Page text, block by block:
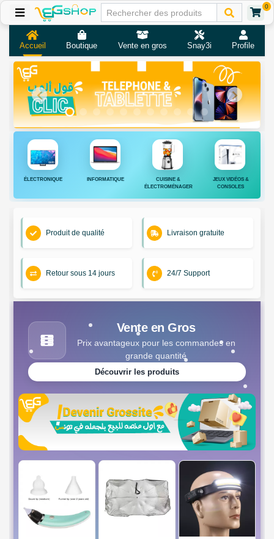
0
Accueil Boutique Vente en gros Snay3i Profile
ÉLECTRONIQUE INFORMATIQUE
CUISINE &
ÉLECTROMÉNAGER
JEUX VIDÉOS &
CONSOLES
Produit de qualité Livraison gratuite
Retour sous 14 jours 24/7 Support
Vente en Gros
Prix avantageux pour les commandes en
grande quantité
Découvrir les produits